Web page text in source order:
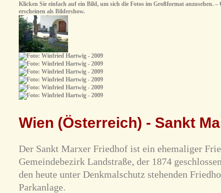
Klicken Sie einfach auf ein Bild, um sich die Fotos im Großformat anzusehen. –
erscheinen als Bildershow.
Wien (Österreich) - Sankt
Der Sankt Marxer Friedhof ist ein ehemaliger
Gemeindebezirk Landstraße, der 1874
den heute unter Denkmalschutz stehenden
Parkanlage.